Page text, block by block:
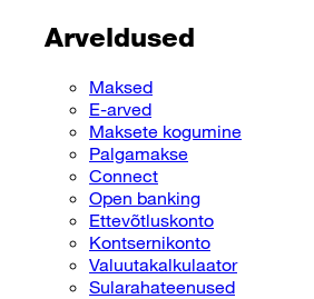
Arveldused
Maksed
E-arved
Maksete kogumine
Palgamakse
Connect
Open banking
Ettevõtluskonto
Kontsernikonto
Valuutakalkulaator
Sularahateenused